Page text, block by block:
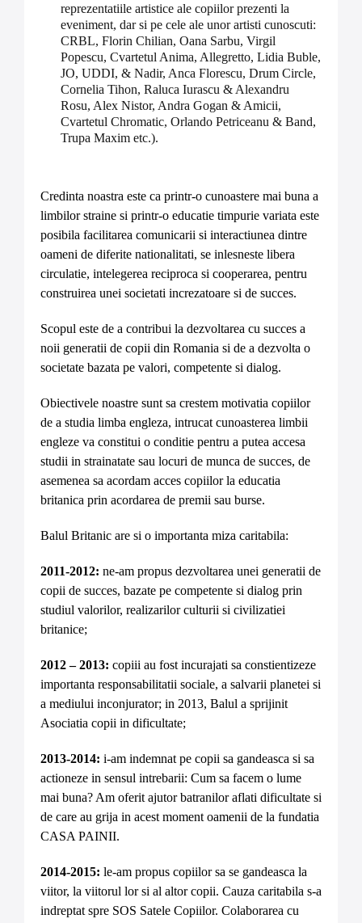
reprezentatiile artistice ale copiilor prezenti la
eveniment, dar si pe cele ale unor artisti cunoscuti:
CRBL, Florin Chilian, Oana Sarbu, Virgil
Popescu, Cvartetul Anima, Allegretto, Lidia Buble,
JO, UDDI, & Nadir, Anca Florescu, Drum Circle,
Cornelia Tihon, Raluca Iurascu & Alexandru
Rosu, Alex Nistor, Andra Gogan & Amicii,
Cvartetul Chromatic, Orlando Petriceanu & Band,
Trupa Maxim etc.).
Credinta noastra este ca printr-o cunoastere mai buna a
limbilor straine si printr-o educatie timpurie variata este
posibila facilitarea comunicarii si interactiunea dintre
oameni de diferite nationalitati, se inlesneste libera
circulatie, intelegerea reciproca si cooperarea, pentru
construirea unei societati increzatoare si de succes.
Scopul este de a contribui la dezvoltarea cu succes a
noii generatii de copii din Romania si de a dezvolta o
societate bazata pe valori, competente si dialog.
Obiectivele noastre sunt sa crestem motivatia copiilor
de a studia limba engleza, intrucat cunoasterea limbii
engleze va constitui o conditie pentru a putea accesa
studii in strainatate sau locuri de munca de succes, de
asemenea sa acordam acces copiilor la educatia
britanica prin acordarea de premii sau burse.
Balul Britanic are si o importanta miza caritabila:
2011-2012: ne-am propus dezvoltarea unei generatii de
copii de succes, bazate pe competente si dialog prin
studiul valorilor, realizarilor culturii si civilizatiei
britanice;
2012 – 2013: copiii au fost incurajati sa constientizeze
importanta responsabilitatii sociale, a salvarii planetei si
a mediului inconjurator; in 2013, Balul a sprijinit
Asociatia copii in dificultate;
2013-2014: i-am indemnat pe copii sa gandeasca si sa
actioneze in sensul intrebarii: Cum sa facem o lume
mai buna? Am oferit ajutor batranilor aflati dificultate si
de care au grija in acest moment oamenii de la fundatia
CASA PAINII.
2014-2015: le-am propus copiilor sa se gandeasca la
viitor, la viitorul lor si al altor copii. Cauza caritabila s-a
indreptat spre SOS Satele Copiilor. Colaborarea cu